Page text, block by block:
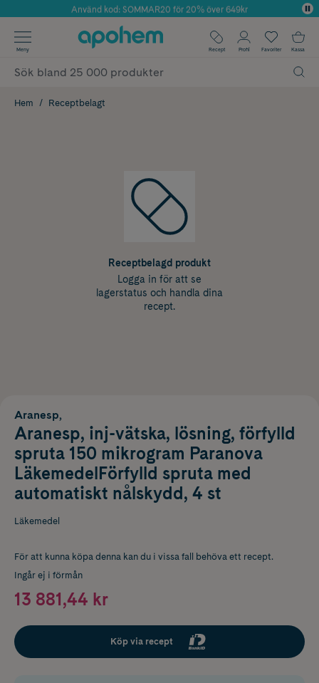
Årets Butik 2025 inom Skönhet
Använd kod: SOMMAR20 för 20% över 649kr
✓ Fri frakt
✓ Poäng på alla köp*
Meny Recept Profil Favoriter Kassa
Hem Receptbelagt
Receptbelagd produkt
Logga in för att se
lagerstatus och handla dina
recept.
Aranesp,
Aranesp, inj-vätska, lösning, förfylld
spruta 150 mikrogram Paranova
LäkemedelFörfylld spruta med
automatiskt nålskydd, 4 st
Läkemedel
För att kunna köpa denna kan du i vissa fall behöva ett recept.
Ingår ej i förmån
13 881,44 kr
Köp via recept